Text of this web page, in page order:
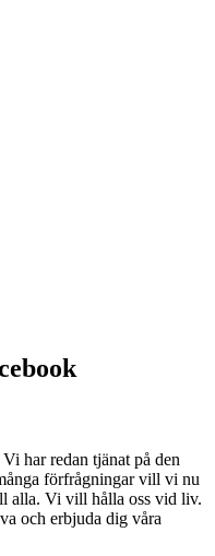
har redan tjänat på den
förfrågningar vill vi nu
alla. Vi vill hålla oss vid liv.
och erbjuda dig våra